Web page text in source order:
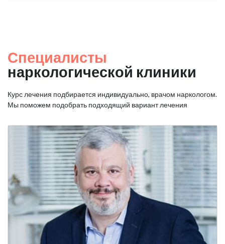
Специалисты
наркологической клиники
Курс лечения подбирается индивидуально, врачом наркологом.
Мы поможем подобрать подходящий вариант лечения